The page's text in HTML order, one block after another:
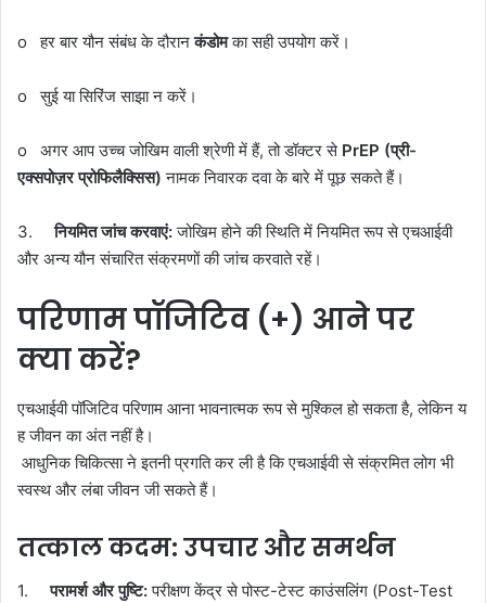
o हर बार यौन संबंध के दौरानकंडोमका सही उपयोग करें।
o सुई या सिरिंज साझा न करें।
o अगर आप उच्च जोखिम वाली श्रेणी में हैं, तो डॉक्टर से PrEP (प्री-
एक्सपोज़रप्रोफिलैक्सिस) नामक निवारक दवा के बारे में पूछ सकते हैं।
3.नियमितजांचकरवाएं:जोखिम होने की स्थिति में नियमित रूप से एचआईवी
और अन्य यौन संचारित संक्रमणों की जांच करवाते रहें।
परिणाम पॉजिटिव (+) आने पर
क्या करें? ️
एचआईवी पॉजिटिव परिणाम आना भावनात्मक रूप से मुश्किल हो सकता है, लेकिन य
ह जीवन का अंत नहीं है।
आधुनिक चिकित्सा ने इतनी प्रगति कर ली है कि एचआईवी से संक्रमित लोग भी
स्वस्थ और लंबा जीवन जी सकते हैं।
तत्काल कदम: उपचार और समर्थन
1.परामर्श और पुष्टि:परीक्षण केंद्र से पोस्ट-टेस्ट काउंसलिंग (Post-Test